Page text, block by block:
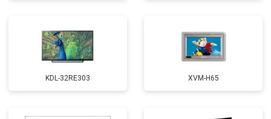
KDL-32RE303 XVM-H65